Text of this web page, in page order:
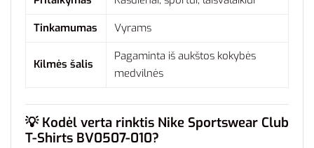
Tinkamumas
Vyrams
Kilmės šalis
Pagaminta iš aukštos kokybės
medvilnės
💡 Kodėl verta rinktis Nike Sportswear Club
T-Shirts BV0507-010?